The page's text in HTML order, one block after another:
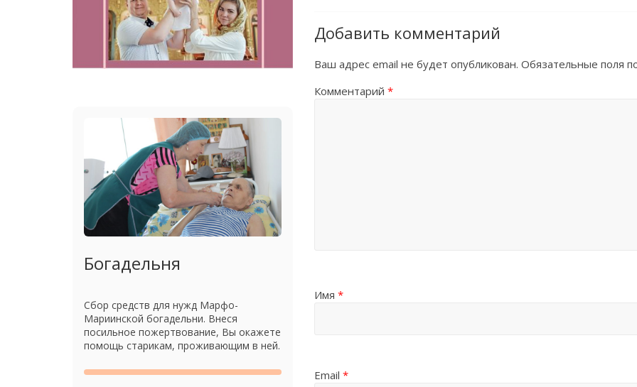
Добавить комментарий
Ваш адрес email не будет опубликован. Обязательные поля
Комментарий *
Имя *
Email *
Богадельня
Сбор средств для нужд Марфо-
Мариинской богадельни. Внеся
посильное пожертвование, Вы окажете
помощь старикам, проживающим в ней.